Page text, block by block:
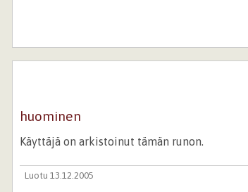
huominen
Käyttäjä on arkistoinut tämän runon.
Luotu 13.12.2005